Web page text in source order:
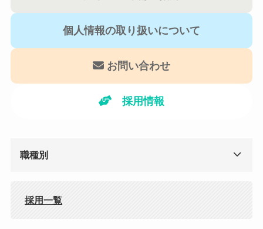
個人情報の取り扱いについて
お問い合わせ
採用情報
職種別
採用一覧